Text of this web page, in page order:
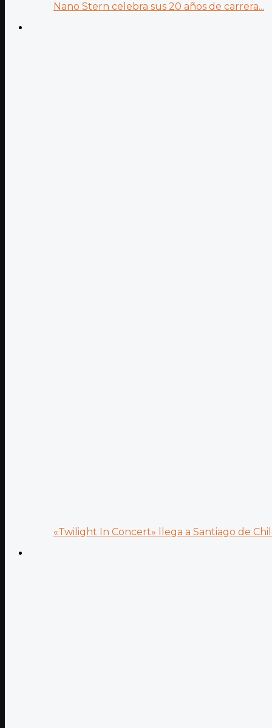
Nano Stern celebra sus 20 años de carrera...
«Twilight In Concert» llega a Santiago de